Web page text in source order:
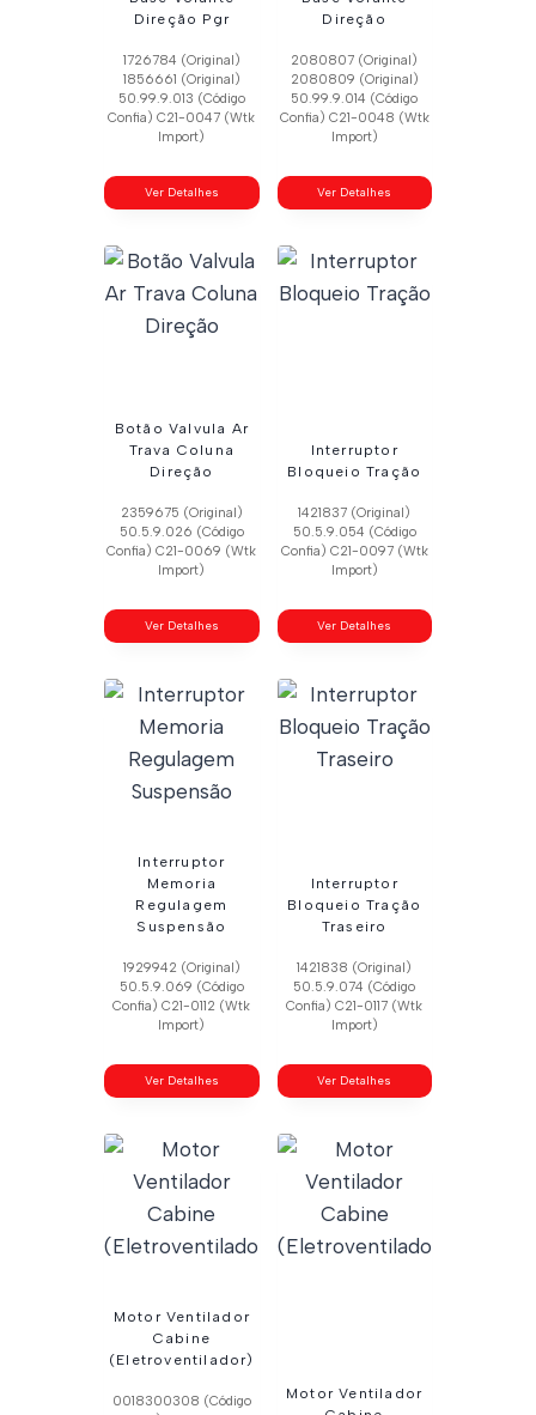
Direção Pgr
1726784 (Original)
1856661 (Original)
50.99.9.013 (Código
Confia) C21-0047 (Wtk
Import)
Ver Detalhes
Direção
2080807 (Original)
2080809 (Original)
50.99.9.014 (Código
Confia) C21-0048 (Wtk
Import)
Ver Detalhes
Botão Valvula Ar
Trava Coluna
Direção
2359675 (Original)
50.5.9.026 (Código
Confia) C21-0069 (Wtk
Import)
Ver Detalhes
Interruptor
Bloqueio Tração
1421837 (Original)
50.5.9.054 (Código
Confia) C21-0097 (Wtk
Import)
Ver Detalhes
Interruptor
Memoria
Regulagem
Suspensão
1929942 (Original)
50.5.9.069 (Código
Confia) C21-0112 (Wtk
Import)
Ver Detalhes
Interruptor
Bloqueio Tração
Traseiro
1421838 (Original)
50.5.9.074 (Código
Confia) C21-0117 (Wtk
Import)
Ver Detalhes
Motor Ventilador
Cabine
(Eletroventilador)
0018300308 (Código
Motor Ventilador